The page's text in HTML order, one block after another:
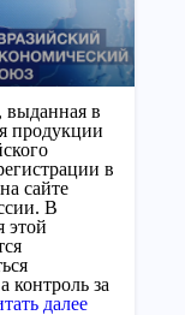
выданная в
продукции
в
сайте
В
этой
контроль за
далее